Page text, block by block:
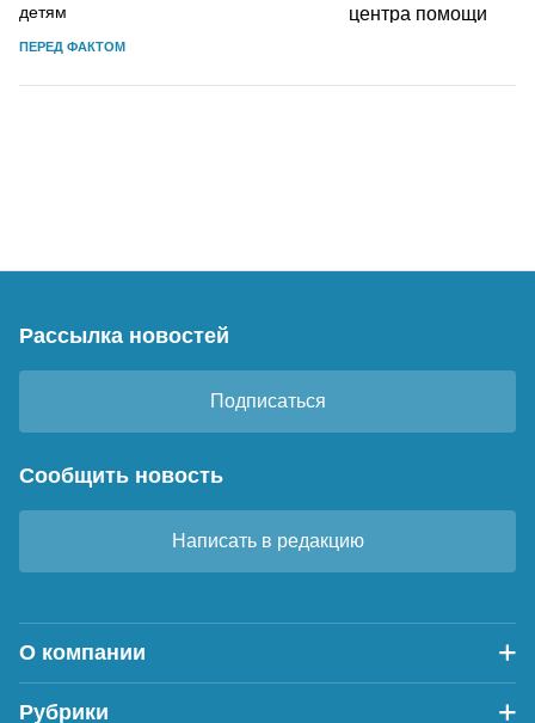
детям
ПЕРЕД ФАКТОМ
Рассылка новостей
Подписаться
Сообщить новость
Написать в редакцию
О компании
Рубрики